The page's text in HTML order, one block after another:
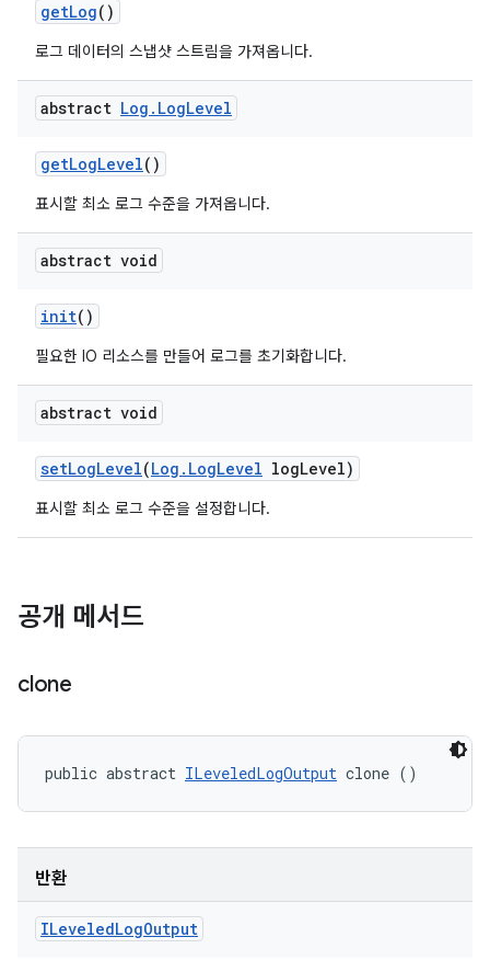
getLog()
로그 데이터의 스냅샷 스트림을 가져옵니다.
abstract Log . LogLevel
getLogLevel()
표시할 최소 로그 수준을 가져옵니다.
abstract void
init()
필요한 IO 리소스를 만들어 로그를 초기화합니다.
abstract void
setLogLevel(Log . LogLevel logLevel)
표시할 최소 로그 수준을 설정합니다.
공개 메서드
clone
public abstract ILeveledLogOutput clone ()
반환
ILeveledLogOutput